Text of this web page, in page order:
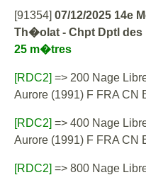
[91354] 07/12/2025 14e
Th�olat - Chpt Dptl des
25 m�tres
[RDC2] => 200 Nage
Aurore (1991) F FRA CN
[RDC2] => 400 Nage
Aurore (1991) F FRA CN
[RDC2] => 800 Nage